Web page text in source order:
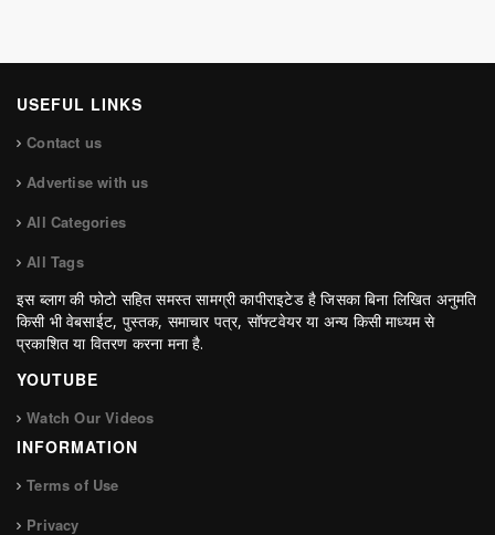
USEFUL LINKS
Contact us
Advertise with us
All Categories
All Tags
इस ब्लाग की फोटो सहित समस्त सामग्री कापीराइटेड है जिसका बिना लिखित अनुमति
किसी भी वेबसाईट, पुस्तक, समाचार पत्र, सॉफ्टवेयर या अन्य किसी माध्यम से
प्रकाशित या वितरण करना मना है.
YOUTUBE
Watch Our Videos
INFORMATION
Terms of Use
Privacy